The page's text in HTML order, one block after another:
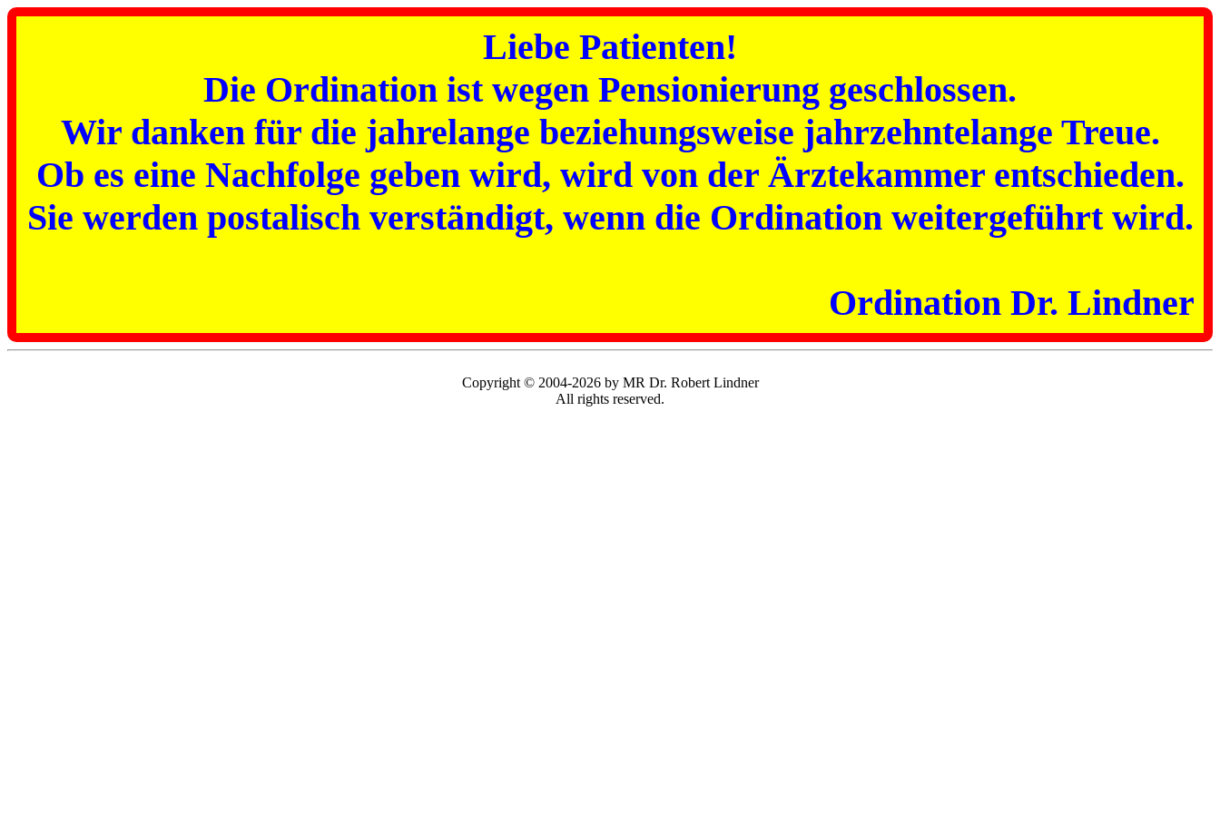
Liebe Patienten!
Die Ordination ist wegen Pensionierung geschlossen.
Wir danken für die jahrelange beziehungsweise jahrzehntelange Treue.
Ob es eine Nachfolge geben wird, wird von der Ärztekammer entschieden.
Sie werden postalisch verständigt, wenn die Ordination weitergeführt wird.
Ordination Dr. Lindner
Copyright © 2004-2026 by MR Dr. Robert Lindner
All rights reserved.